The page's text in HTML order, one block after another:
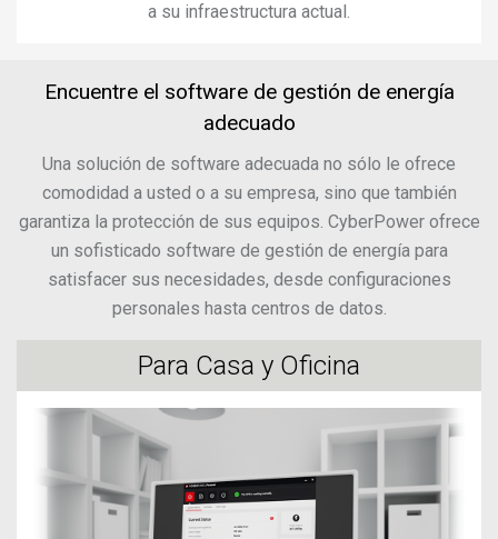
a su infraestructura actual.
Encuentre el software de gestión de energía
adecuado
Una solución de software adecuada no sólo le ofrece
comodidad a usted o a su empresa, sino que también
garantiza la protección de sus equipos. CyberPower ofrece
un sofisticado software de gestión de energía para
satisfacer sus necesidades, desde configuraciones
personales hasta centros de datos.
Para Casa y Oficina